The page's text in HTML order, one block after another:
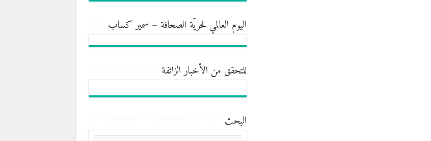
اليوم العالمي لحريّة الصحافة – سمير كساب
للتحقق من الأخبار الزائفة
البحث